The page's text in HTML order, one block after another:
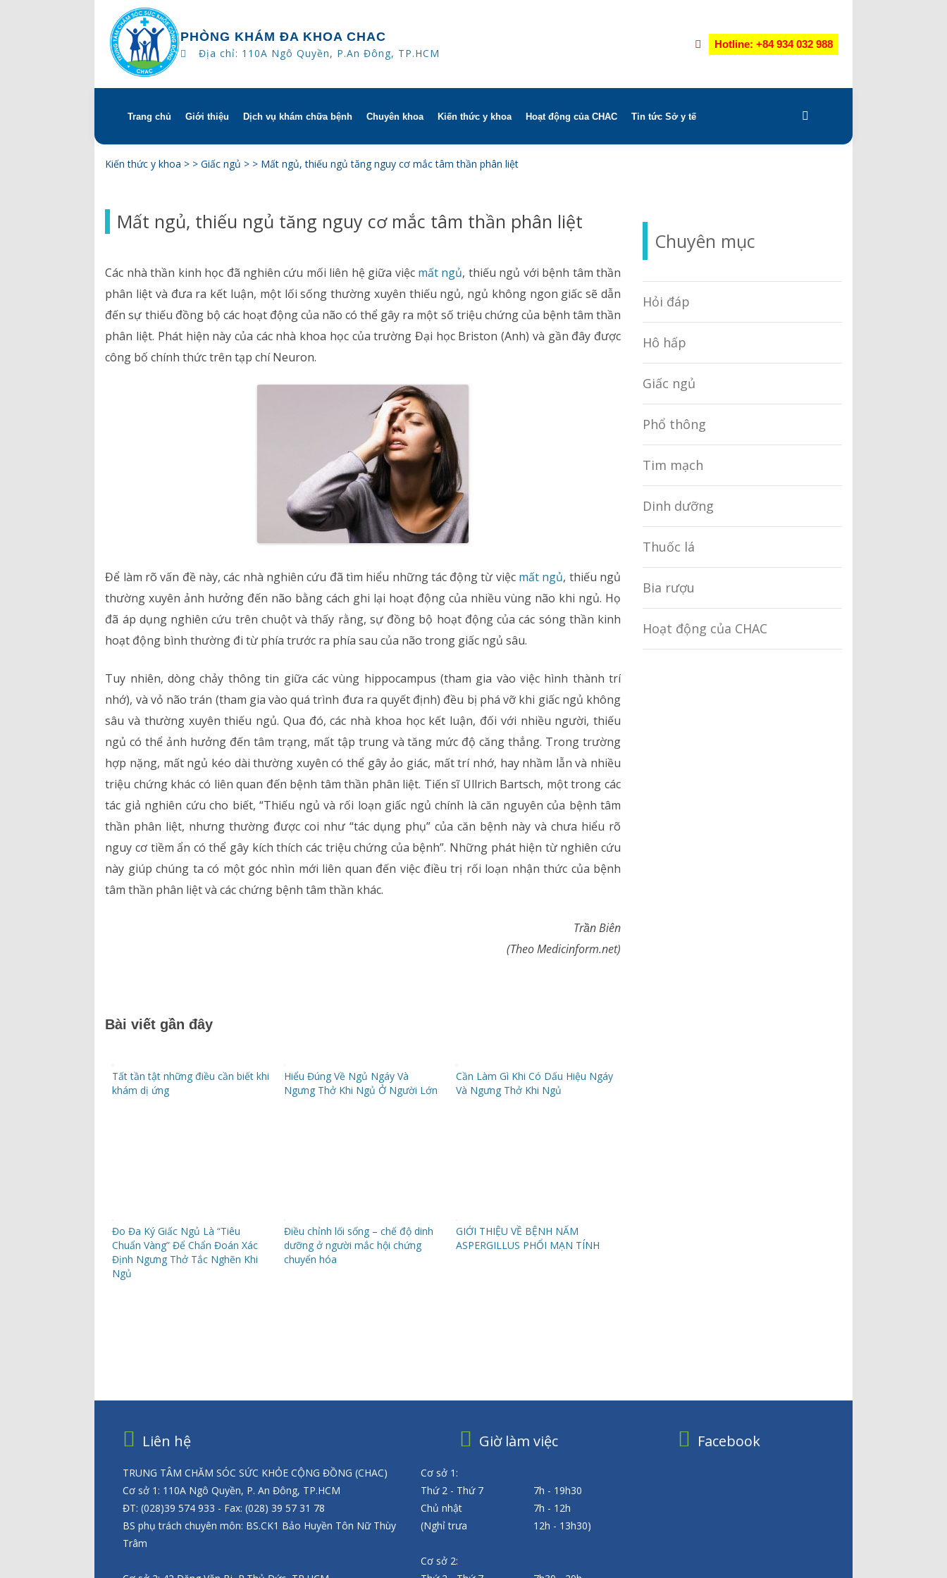
PHÒNG KHÁM ĐA KHOA CHAC
Địa chỉ: 110A Ngô Quyền, P.An Đông, TP.HCM
Hotline: +84 934 032 988
Skip
Trang chủ Giới thiệu
Quyền và trách nhiệm của người
Bác sĩ
Lịch khám bác sĩ
Bảng giá dịch vụ
Dịch vụ khám chữa bệnh
Khám gì ở CHAC
Chuyên khoa
Rối loạn giấc ngủ
Phục hồi chức năng Hô hấp
Rối loạn chuyển hóa
Dinh dưỡng
Tai – Mũi – Họng
Chẩn đoán hình ảnh
Xét nghiệm
Nhà thuốc
Kiến thức y khoa Hoạt động của CHAC Tin tức Sở y tế
Kiến thức y khoa > >Giấc ngủ > > Mất ngủ, thiếu ngủ tăng nguy cơ mắc tâm thần phân liệt
Mất ngủ, thiếu ngủ tăng nguy cơ mắc tâm thần phân liệt
Các nhà thần kinh học đã nghiên cứu mối liên hệ giữa việc mất ngủ, thiếu ngủ với bệnh tâm thần
phân liệt và đưa ra kết luận, một lối sống thường xuyên thiếu ngủ, ngủ không ngon giấc sẽ dẫn
đến sự thiếu đồng bộ các hoạt động của não có thể gây ra một số triệu chứng của bệnh tâm thần
phân liệt. Phát hiện này của các nhà khoa học của trường Đại học Briston (Anh) và gần đây được
công bố chính thức trên tạp chí Neuron.
Để làm rõ vấn đề này, các nhà nghiên cứu đã tìm hiểu những tác động từ việc mất ngủ, thiếu ngủ
thường xuyên ảnh hưởng đến não bằng cách ghi lại hoạt động của nhiều vùng não khi ngủ. Họ
đã áp dụng nghiên cứu trên chuột và thấy rằng, sự đồng bộ hoạt động của các sóng thần kinh
hoạt động bình thường đi từ phía trước ra phía sau của não trong giấc ngủ sâu.
Tuy nhiên, dòng chảy thông tin giữa các vùng hippocampus (tham gia vào việc hình thành trí
nhớ), và vỏ não trán (tham gia vào quá trình đưa ra quyết định) đều bị phá vỡ khi giấc ngủ không
sâu và thường xuyên thiếu ngủ. Qua đó, các nhà khoa học kết luận, đối với nhiều người, thiếu
ngủ có thể ảnh hưởng đến tâm trạng, mất tập trung và tăng mức độ căng thẳng. Trong trường
hợp nặng, mất ngủ kéo dài thường xuyên có thể gây ảo giác, mất trí nhớ, hay nhầm lẫn và nhiều
triệu chứng khác có liên quan đến bệnh tâm thần phân liệt. Tiến sĩ Ullrich Bartsch, một trong các
tác giả nghiên cứu cho biết, “Thiếu ngủ và rối loạn giấc ngủ chính là căn nguyên của bệnh tâm
thần phân liệt, nhưng thường được coi như “tác dụng phụ” của căn bệnh này và chưa hiểu rõ
nguy cơ tiềm ẩn có thể gây kích thích các triệu chứng của bệnh”. Những phát hiện từ nghiên cứu
này giúp chúng ta có một góc nhìn mới liên quan đến việc điều trị rối loạn nhận thức của bệnh
tâm thần phân liệt và các chứng bệnh tâm thần khác.
Trần Biên
(Theo Medicinform.net)
Bài viết gần đây
Tất tần tật những điều cần biết khi
khám dị ứng
Hiểu Đúng Về Ngủ Ngáy Và
Ngưng Thở Khi Ngủ Ở Người Lớn
Cần Làm Gì Khi Có Dấu Hiệu Ngáy
Và Ngưng Thở Khi Ngủ
Đo Đa Ký Giấc Ngủ Là “Tiêu
Chuẩn Vàng” Để Chẩn Đoán Xác
Định Ngưng Thở Tắc Nghẽn Khi
Ngủ
Điều chỉnh lối sống – chế độ dinh
dưỡng ở người mắc hội chứng
chuyển hóa
GIỚI THIỆU VỀ BỆNH NẤM
ASPERGILLUS PHỔI MẠN TÍNH
Chuyên mục
Hỏi đáp
Hô hấp
Giấc ngủ
Phổ thông
Tim mạch
Dinh dưỡng
Thuốc lá
Bia rượu
Hoạt động của CHAC
Liên hệ
TRUNG TÂM CHĂM SÓC SỨC KHỎE CỘNG ĐỒNG (CHAC)
Cơ sở 1: 110A Ngô Quyền, P. An Đông, TP.HCM
ĐT: (028)39 574 933 - Fax: (028) 39 57 31 78
BS phụ trách chuyên môn: BS.CK1 Bảo Huyền Tôn Nữ Thùy
Trâm
Giờ làm việc
Cơ sở 1:
Thứ 2 - Thứ 7
7h - 19h30
Chủ nhật
7h - 12h
(Nghỉ trưa
12h - 13h30)
Cơ sở 2:
Facebook